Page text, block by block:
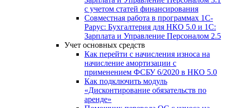
с учетом статей финансирования
Совместная работа в программах 1С-
Рарус: Бухгалтерия для НКО 5.0 и 1С:
Зарплата и Управление Персоналом 2.5
Учет основных средств
Как перейти с начисления износа на
начисление амортизации с
применением ФСБУ 6/2020 в НКО 5.0
Как подключить модуль
«Дисконтирование обязательств по
аренде»